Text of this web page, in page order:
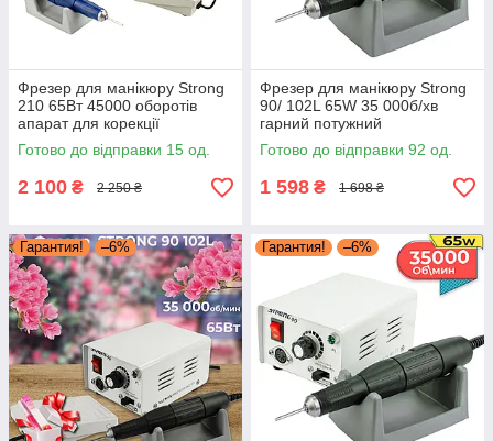
Фрезер для манікюру Strong
210 65Вт 45000 оборотів
апарат для корекції
нарощування нігтів фрезер
Стронг 210
Готово до відправки 15 од.
2 100 ₴ 2 250 ₴
Фрезер для манікюру Strong
90/ 102L 65W 35 000б/хв
гарний потужний
професійний фрезер для
манікюру Стронг 90
Готово до відправки 92 од.
1 598 ₴ 1 698 ₴
Гарантия! –6% Гарантия! –6%